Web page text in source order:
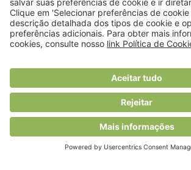
© 2018 Viver Saudável
O portal dos profissionais de